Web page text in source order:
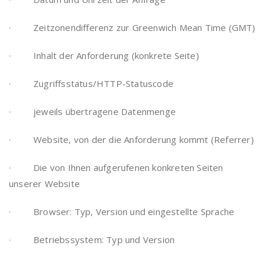
· Zeitzonendifferenz zur Greenwich Mean Time (GMT)
· Inhalt der Anforderung (konkrete Seite)
· Zugriffsstatus/HTTP-Statuscode
· jeweils übertragene Datenmenge
· Website, von der die Anforderung kommt (Referrer)
· Die von Ihnen aufgerufenen konkreten Seiten
unserer Website
· Browser: Typ, Version und eingestellte Sprache
· Betriebssystem: Typ und Version